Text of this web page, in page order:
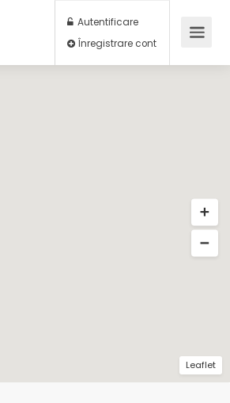
Autentificare
Înregistrare cont
Leaflet